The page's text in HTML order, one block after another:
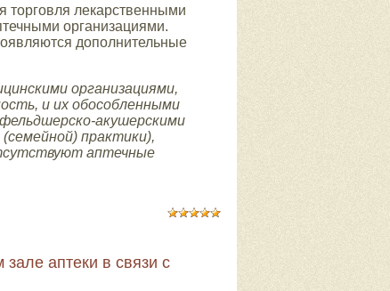
торговля лекарственными
организациями.
дополнительные
организациями,
и их обособленными
акушерскими
практики),
аптечные
аптеки в связи с